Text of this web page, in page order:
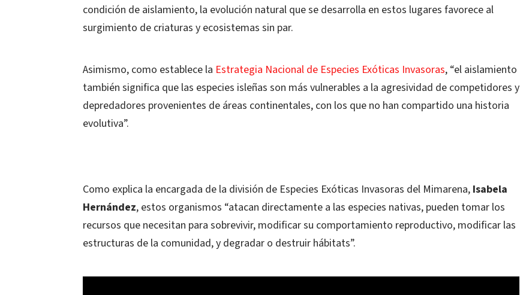
condición de aislamiento, la evolución natural que se desarrolla en estos lugares favorece al
surgimiento de criaturas y ecosistemas sin par.
Asimismo, como establece la Estrategia Nacional de Especies Exóticas Invasoras, “el aislamiento
también significa que las especies isleñas son más vulnerables a la agresividad de competidores y
depredadores provenientes de áreas continentales, con los que no han compartido una historia
evolutiva”.
Como explica la encargada de la división de Especies Exóticas Invasoras del Mimarena, Isabela
Hernández, estos organismos “atacan directamente a las especies nativas, pueden tomar los
recursos que necesitan para sobrevivir, modificar su comportamiento reproductivo, modificar las
estructuras de la comunidad, y degradar o destruir hábitats”.